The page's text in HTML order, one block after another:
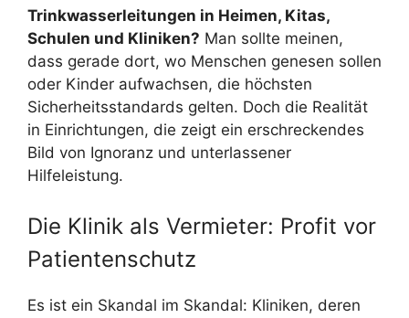
Trinkwasserleitungen in Heimen, Kitas,
Schulen und Kliniken? Man sollte meinen,
dass gerade dort, wo Menschen genesen sollen
oder Kinder aufwachsen, die höchsten
Sicherheitsstandards gelten. Doch die Realität
in Einrichtungen, die zeigt ein erschreckendes
Bild von Ignoranz und unterlassener
Hilfeleistung.
Die Klinik als Vermieter: Profit vor
Patientenschutz
Es ist ein Skandal im Skandal: Kliniken, deren